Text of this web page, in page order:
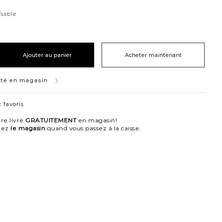
Ajouter au panier Acheter maintenant
en magasin
favoris
livré GRATUITEMENTen magasin!
le magasin quand vous passez à la caisse.